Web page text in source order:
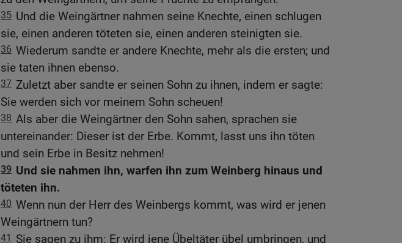
35 Und die Weingärtner nahmen seine Knechte, einen schlugen
sie, einen anderen töteten sie, einen anderen steinigten sie.
36 Wiederum sandte er andere Knechte, mehr als die ersten; und
sie taten ihnen ebenso.
37 Zuletzt aber sandte er seinen Sohn zu ihnen, indem er sagte:
Sie werden sich vor meinem Sohn scheuen!
38 Als aber die Weingärtner den Sohn sahen, sprachen sie
untereinander: Dieser ist der Erbe. Kommt, lasst uns ihn töten
und sein Erbe in Besitz nehmen!
39 Und sie nahmen ihn, warfen ihn zum Weinberg hinaus und
töteten ihn.
40 Wenn nun der Herr des Weinbergs kommt, was wird er jenen
Weingärtnern tun?
41 Sie sagen zu ihm: Er wird jene Übeltäter übel umbringen, und